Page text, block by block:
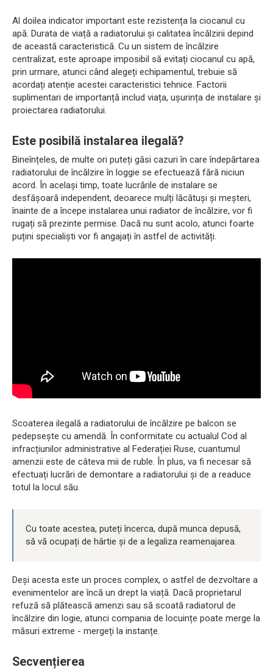
Al doilea indicator important este rezistența la ciocanul cu
apă. Durata de viață a radiatorului și calitatea încălzirii depind
de această caracteristică. Cu un sistem de încălzire
centralizat, este aproape imposibil să evitați ciocanul cu apă,
prin urmare, atunci când alegeți echipamentul, trebuie să
acordați atenție acestei caracteristici tehnice. Factorii
suplimentari de importanță includ viața, ușurința de instalare și
proiectarea radiatorului.
Este posibilă instalarea ilegală?
Bineînțeles, de multe ori puteți găsi cazuri în care îndepărtarea
radiatorului de încălzire în loggie se efectuează fără niciun
acord. În același timp, toate lucrările de instalare se
desfășoară independent, deoarece mulți lăcătuși și meșteri,
înainte de a începe instalarea unui radiator de încălzire, vor fi
rugați să prezinte permise. Dacă nu sunt acolo, atunci foarte
puțini specialiști vor fi angajați în astfel de activități.
Scoaterea ilegală a radiatorului de încălzire pe balcon se
pedepsește cu amendă. În conformitate cu actualul Cod al
infracțiunilor administrative al Federației Ruse, cuantumul
amenzii este de câteva mii de ruble. În plus, va fi necesar să
efectuați lucrări de demontare a radiatorului și de a readuce
totul la locul său.
Cu toate acestea, puteți încerca, după munca depusă,
să vă ocupați de hârtie și de a legaliza reamenajarea.
Deși acesta este un proces complex, o astfel de dezvoltare a
evenimentelor are încă un drept la viață. Dacă proprietarul
refuză să plătească amenzi sau să scoată radiatorul de
încălzire din logie, atunci compania de locuințe poate merge la
măsuri extreme - mergeți la instanțe.
Secvențierea